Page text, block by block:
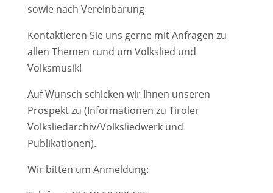
sowie nach Vereinbarung
Kontaktieren Sie uns gerne mit Anfragen zu
allen Themen rund um Volkslied und
Volksmusik!
Auf Wunsch schicken wir Ihnen unseren
Prospekt zu (Informationen zu Tiroler
Volksliedarchiv/Volksliedwerk und
Publikationen).
Wir bitten um Anmeldung: